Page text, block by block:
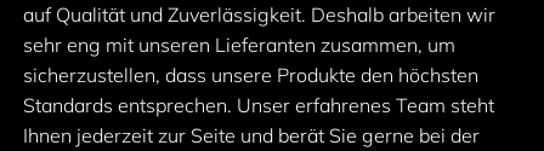
auf Qualität und Zuverlässigkeit. Deshalb arbeiten wir
sehr eng mit unseren Lieferanten zusammen, um
sicherzustellen, dass unsere Produkte den höchsten
Standards entsprechen. Unser erfahrenes Team steht
Ihnen jederzeit zur Seite und berät Sie gerne bei der